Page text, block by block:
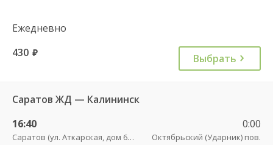
Ежедневно
430 руб. Выбрать
Саратов ЖД — Калининск
16:40
Саратов (ул. Аткарская, дом 66 А)
0:00
Октябрьский (Ударник) пов.